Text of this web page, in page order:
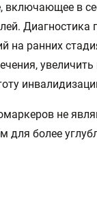
включающее в
Диагностика
на ранних
не
для более